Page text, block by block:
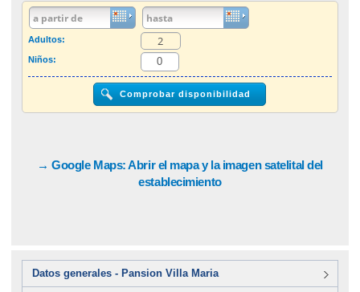
Oferta de última hora + Oferta global
otro país
Adultos:
Niños:
→ Google Maps: Abrir el mapa y la imagen satelital del
establecimiento
Datos generales - Pansion Villa Maria